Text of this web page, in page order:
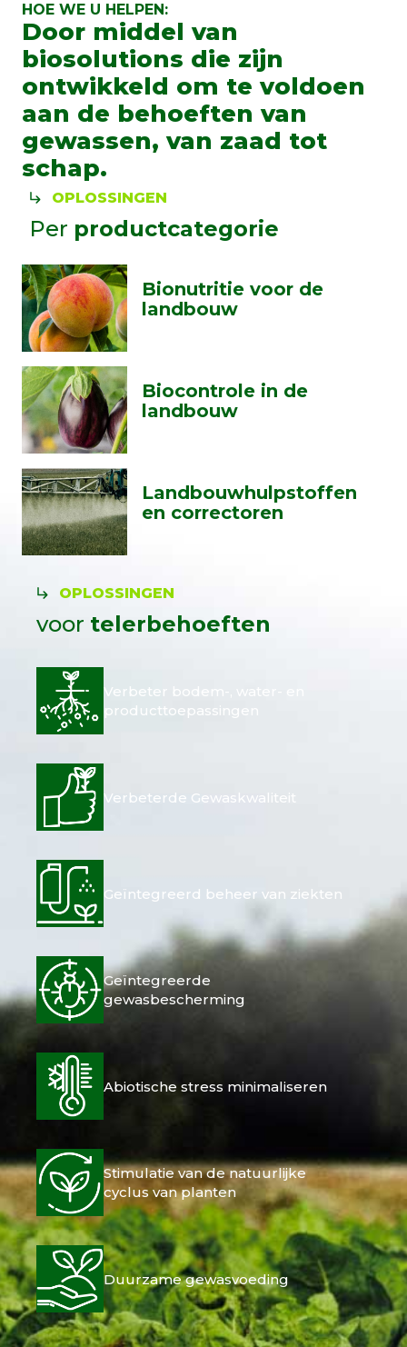
HOE WE U HELPEN:
Door middel van
biosolutions die zijn
ontwikkeld om te voldoen
aan de behoeften van
gewassen, van zaad tot
schap.
OPLOSSINGEN
Per productcategorie
Bionutritie voor de
landbouw
Biocontrole in de
landbouw
Landbouwhulpstoffen
en correctoren
OPLOSSINGEN
voor telerbehoeften
Verbeter bodem-, water- en
producttoepassingen
Verbeterde Gewaskwaliteit
Geïntegreerd beheer van ziekten
Geïntegreerde
gewasbescherming
Abiotische stress minimaliseren
Stimulatie van de natuurlijke
cyclus van planten
Duurzame gewasvoeding